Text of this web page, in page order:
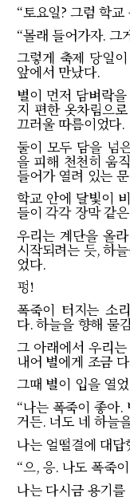
“토요일? 그럼 학교
“몰래 들어가자. 그
그렇게 축제 당일
앞에서 만났다.
별이 먼저 담벼락
지 편한 옷차림으
끄러울 따름이었다.
둘이 모두 담을 넘
을 피해 천천히 움
들어가 열려 있는
학교 안에 달빛이
들이 각각 장막 같
우리는 계단을 올
시작되려는 듯,하
었다.
펑!
폭죽이 터지는 소
다.하늘을 향해 물
그 아래에서 우리
내어 별에게 조금
그때 별이 입을 열
“나는 폭죽이 좋아.
거든. 너도 네 하늘
나는 얼떨결에 대답
“으, 응. 나도 폭죽
나는 다시금 용기를